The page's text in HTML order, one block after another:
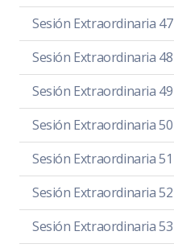
Sesión Extraordinaria 47
Sesión Extraordinaria 48
Sesión Extraordinaria 49
Sesión Extraordinaria 50
Sesión Extraordinaria 51
Sesión Extraordinaria 52
Sesión Extraordinaria 53